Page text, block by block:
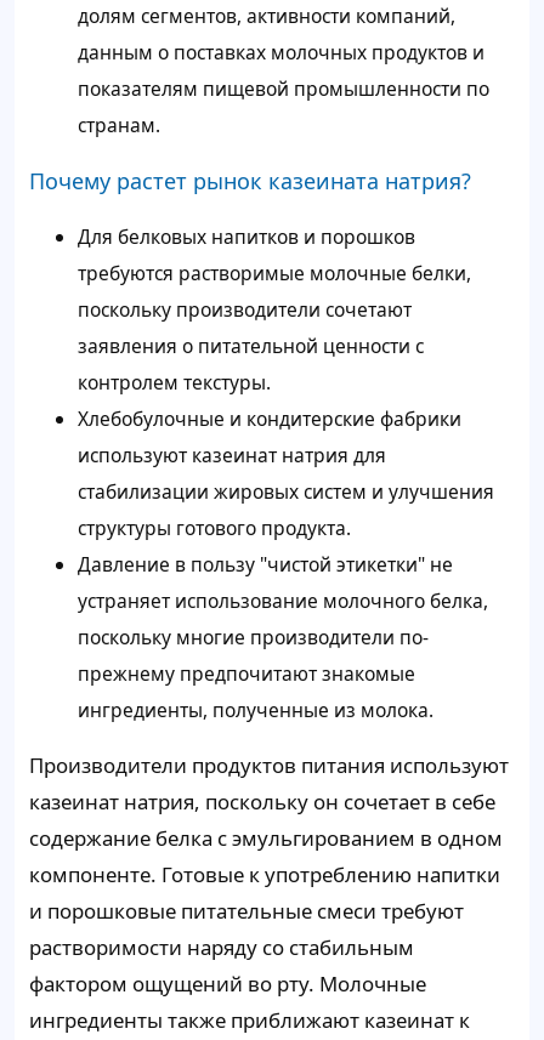
долям сегментов, активности компаний,
данным о поставках молочных продуктов и
показателям пищевой промышленности по
странам.
Почему растет рынок казеината натрия?
Для белковых напитков и порошков
требуются растворимые молочные белки,
поскольку производители сочетают
заявления о питательной ценности с
контролем текстуры.
Хлебобулочные и кондитерские фабрики
используют казеинат натрия для
стабилизации жировых систем и улучшения
структуры готового продукта.
Давление в пользу "чистой этикетки" не
устраняет использование молочного белка,
поскольку многие производители по-
прежнему предпочитают знакомые
ингредиенты, полученные из молока.
Производители продуктов питания используют
казеинат натрия, поскольку он сочетает в себе
содержание белка с эмульгированием в одном
компоненте. Готовые к употреблению напитки
и порошковые питательные смеси требуют
растворимости наряду со стабильным
фактором ощущений во рту. Молочные
ингредиенты также приближают казеинат к